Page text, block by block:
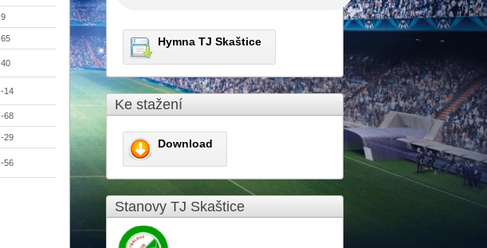
9
65
40
-14
-68
-29
-56
Hymna TJ Skaštice
Ke stažení
Download
Stanovy TJ Skaštice